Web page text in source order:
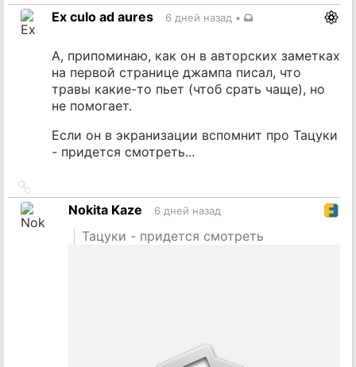
на
источник
Ex culo ad aures 6 дней назад •
А, припоминаю, как он в авторских заметках
на первой странице джампа писал, что
травы какие-то пьет (чтоб срать чаще), но
не помогает.
Если он в экранизации вспомнит про Тацуки
- придется смотреть...
на
источникNokita Kaze 6 дней назад
Тацуки - придется смотреть